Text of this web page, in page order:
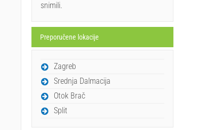
snimili.
Preporučene lokacije
Zagreb
Srednja Dalmacija
Otok Brač
Split